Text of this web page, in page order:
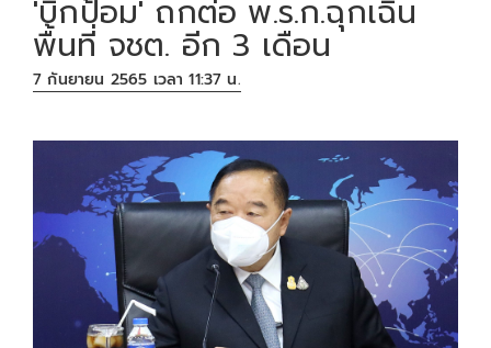
'บิ๊กป้อม' ถกต่อ พ.ร.ก.ฉุกเฉิน
พื้นที่ จชต. อีก 3 เดือน
7 กันยายน 2565 เวลา 11:37 น.